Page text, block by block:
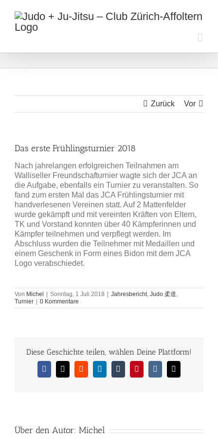
Inhalt
springen
Zurück Vor
Das erste Frühlingsturnier 2018
Nach jahrelangen erfolgreichen Teilnahmen am
Walliseller Freundschafturnier wagte sich der JCA an
die Aufgabe, ebenfalls ein Turnier zu veranstalten. So
fand zum ersten Mal das JCA Frühlingsturnier mit
handverlesenen Vereinen statt. Auf 2 Mattenfelder
wurde gekämpft und mit vereinten Kräften von Eltern,
TK und Vorstand konnten über 40 Kämpferinnen und
Kämpfer teilnehmen und verpflegt werden. Im
Abschluss wurden die Teilnehmer mit Medaillen und
einem Geschenk in Form eines Bidon mit dem JCA
Logo verabschiedet.
Von Michel Sonntag, 1 Juli 2018 Jahresbericht, Judo 柔道,
Turnier
0 Kommentare
Diese Geschichte teilen, wählen Deine Plattform!
Facebook
X RedditLinkedInTumblrPinterestVk
E-
Mail
Über den Autor: Michel